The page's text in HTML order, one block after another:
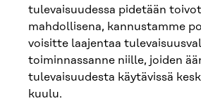
tulevaisuudessa pidetään
mahdollisena, kannustamme
voisitte laajentaa
toiminnassanne niille, joiden
tulevaisuudesta käytävissä
kuulu.